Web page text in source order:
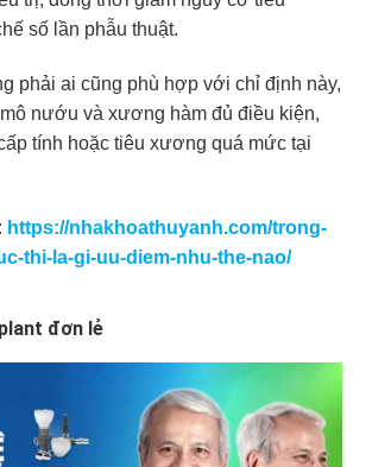
số lần phẫu thuật.
phải ai cũng phù hợp với chỉ định này,
nướu và xương hàm đủ điều kiện,
tính hoặc tiêu xương quá mức tại
https://nhakhoathuyanh.com/trong-
thi-la-gi-uu-diem-nhu-the-nao/
đơn lẻ